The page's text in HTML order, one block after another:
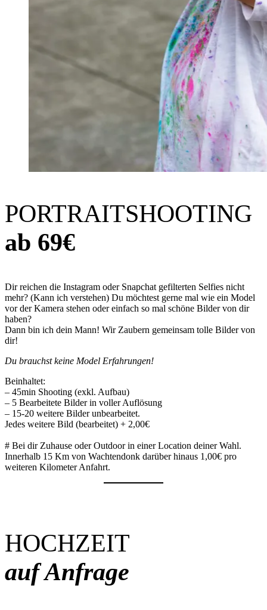
PORTRAITSHOOTING
ab 69€
Dir reichen die Instagram oder Snapchat gefilterten Selfies nicht
mehr? (Kann ich verstehen) Du möchtest gerne mal wie ein Model
vor der Kamera stehen oder einfach so mal schöne Bilder von dir
haben?
Dann bin ich dein Mann! Wir Zaubern gemeinsam tolle Bilder von
dir!
Du brauchst keine Model Erfahrungen!
Beinhaltet:
– 45min Shooting (exkl. Aufbau)
– 5 Bearbeitete Bilder in voller Auflösung
– 15-20 weitere Bilder unbearbeitet.
Jedes weitere Bild (bearbeitet) + 2,00€
# Bei dir Zuhause oder Outdoor in einer Location deiner Wahl.
Innerhalb 15 Km von Wachtendonk darüber hinaus 1,00€ pro
weiteren Kilometer Anfahrt.
HOCHZEIT
auf Anfrage